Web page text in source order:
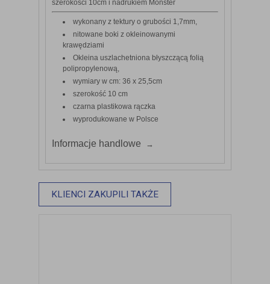
szerokości 10cm i nadrukiem Monster
wykonany z tektury o grubości 1,7mm,
nitowane boki z okleinowanymi
krawędziami
Okleina uszlachetniona błyszczącą folią
polipropylenową,
wymiary w cm: 36 x 25,5cm
szerokość 10 cm
czarna plastikowa rączka
wyprodukowane w Polsce
Informacje handlowe
KLIENCI ZAKUPILI TAKŻE